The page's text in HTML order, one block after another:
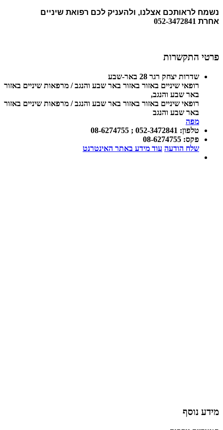
נשמח לראותכם אצלנו, ולהעניק לכם רפואת שיניים
אחרת 052-3472841
פרטי התקשרות
שדרות יצחק רגר 28 באר-שבע
רופאי שיניים באזור באזור באר שבע והנגב / מרפאות שיניים באזור
באר שבע והנגב,
רופאי שיניים באזור באזור באר שבע והנגב / מרפאות שיניים באזור
באר שבע והנגב
מפה
טלפון:
052-3472841 ; 08-6274755
פקס:
08-6274755
שלח הודעה עוד מידע באתר האינטרנט
מידע נוסף